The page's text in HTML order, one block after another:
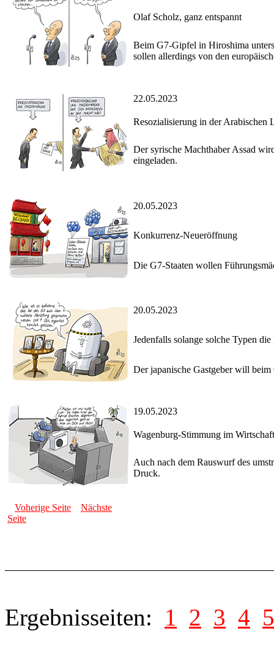
Olaf Scholz, ganz entspannt
Beim G7-Gipfel in Hiroshima
sollen allerdings von den
22.05.2023
Resozialisierung in der Arabischen
Der syrische Machthaber Assad
eingeladen.
20.05.2023
Konkurrenz-Neueröffnung
Die G7-Staaten wollen
20.05.2023
Jedenfalls solange solche Typen
Der japanische Gastgeber will
19.05.2023
Wagenburg-Stimmung im
Auch nach dem Rauswurf des
Druck.
Voherige Seite
Nächste
Seite
Ergebnisseiten: 1 2 3 4 5